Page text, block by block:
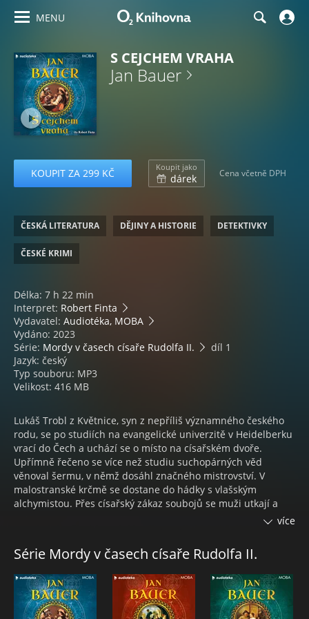
MENU
S CEJCHEM VRAHA
Jan Bauer
KOUPIT ZA 299 KČ Koupit jako
dárek Cena včetně DPH
ČESKÁ LITERATURA DĚJINY A HISTORIE DETEKTIVKY
ČESKÉ KRIMI
Délka: 7 h 22 min
Interpret: Robert Finta
Vydavatel: Audiotéka, MOBA
Vydáno: 2023
Série: Mordy v časech císaře Rudolfa II.
díl 1
Jazyk: český
Typ souboru: MP3
Velikost: 416 MB
Lukáš Trobl z Květnice, syn z nepříliš významného českého
rodu, se po studiích na evangelické univerzitě v Heidelberku
vrací do Čech a uchází se o místo na císařském dvoře.
Upřímně řečeno se více než studiu suchopárných věd
věnoval šermu, v němž dosáhl značného mistrovství. V
malostranské krčmě se dostane do hádky s vlašským
alchymistou. Přes císařský zákaz soubojů se muži utkají a
Lukáš svého soupeře lehce zraní. Druhý den ráno je Lukáš
JAN BAUER
Jan Bauer je český novinář a spisovatel, původním vzděláním
zemědělský inženýr. Novinářský talent a znalosti v oboru
zemědělství uplatňoval dlouhá léta jako redaktor
celostátního deníku Zemědělské noviny. Dlouhodobě žije na
více
Série Mordy v časech císaře Rudolfa II.